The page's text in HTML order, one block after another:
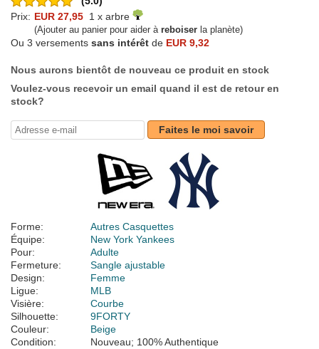
Prix: EUR 27,95 1 x arbre
(Ajouter au panier pour aider à reboiser la planète)
Ou 3 versements sans intérêt de EUR 9,32
Nous aurons bientôt de nouveau ce produit en stock
Voulez-vous recevoir un email quand il est de retour en
stock?
Faites le moi savoir
Forme:
Autres Casquettes
Équipe:
New York Yankees
Pour:
Adulte
Fermeture:
Sangle ajustable
Design:
Femme
Ligue:
MLB
Visière:
Courbe
Silhouette:
9FORTY
Couleur:
Beige
Condition:
Nouveau; 100% Authentique